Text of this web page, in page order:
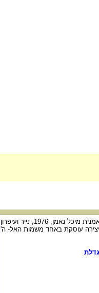
יצירה של האמנית מיכל נאמן, 1976, נייר ועיפרון
עוסקת באחד משמות האל- ה'